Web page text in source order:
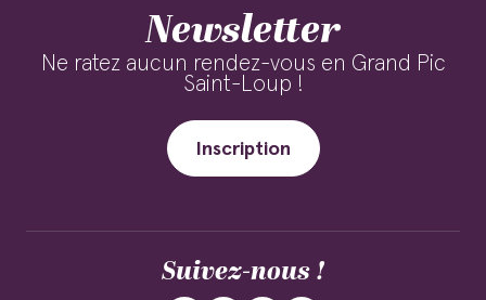
Newsletter
Ne ratez aucun rendez-vous en Grand Pic
Saint-Loup !
Inscription
Suivez-nous !